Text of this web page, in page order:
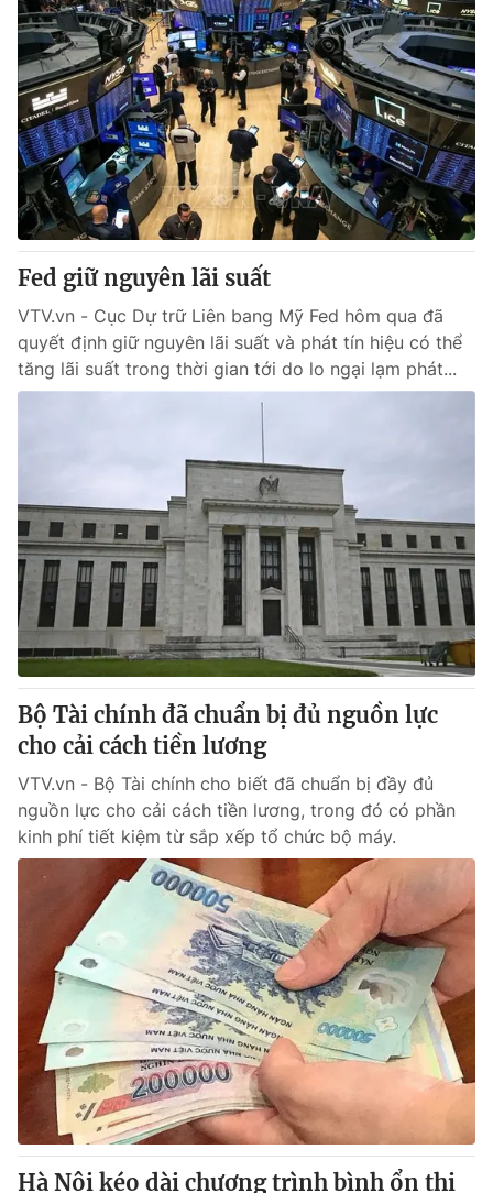
® Cấm sao chép dưới mọi hình thức nếu không có sự chấp
thuận bằng văn bản. Ghi rõ nguồn VTV.vn khi phát hành lại
thông tin từ website này.
Fed giữ nguyên lãi suất
VTV.vn - Cục Dự trữ Liên bang Mỹ Fed hôm qua đã
quyết định giữ nguyên lãi suất và phát tín hiệu có thể
tăng lãi suất trong thời gian tới do lo ngại lạm phát...
Bộ Tài chính đã chuẩn bị đủ nguồn lực
cho cải cách tiền lương
VTV.vn - Bộ Tài chính cho biết đã chuẩn bị đầy đủ
nguồn lực cho cải cách tiền lương, trong đó có phần
kinh phí tiết kiệm từ sắp xếp tổ chức bộ máy.
Hà Nội kéo dài chương trình bình ổn thị